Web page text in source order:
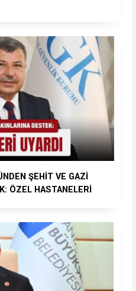
ŞEHİT VE GAZİ
ÖZEL HASTANELERİ